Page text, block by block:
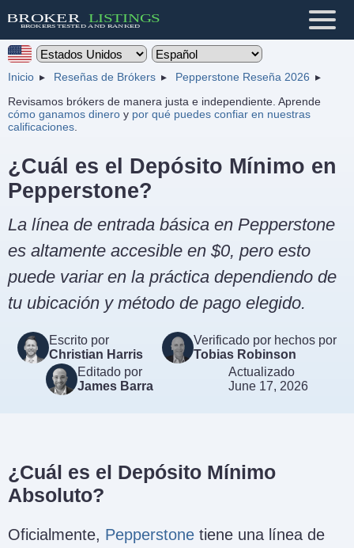
Inicio Reseñas de Brókers
Pepperstone Reseña 2026
Revisamos brókers de manera justa e independiente. Aprende
cómo ganamos dinero y por qué puedes confiar en nuestras
calificaciones
¿Cuál es el Depósito Mínimo en
Pepperstone?
La línea de entrada básica en Pepperstone
es altamente accesible en $0, pero esto
puede variar en la práctica dependiendo de
tu ubicación y método de pago elegido.
Escrito por
Christian Harris
Verificado por hechos por
Tobias Robinson
Editado por
James Barra
Actualizado
June 17, 2026
¿Cuál es el Depósito Mínimo
Absoluto?
Oficialmente, Pepperstone tiene una línea de